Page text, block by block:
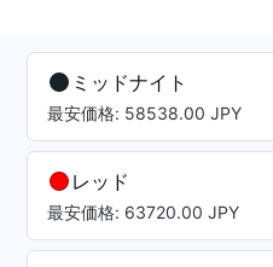
ミッドナイト
最安価格: 58538.00 JPY
レッド
最安価格: 63720.00 JPY